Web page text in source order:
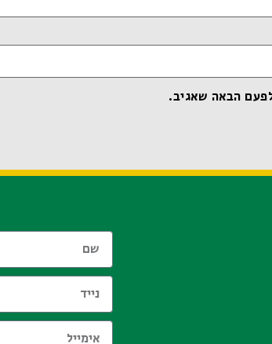
הבאה שאגיב.